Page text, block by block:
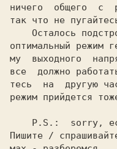
ничего  общего  с
так что не
оптимальный режим
му  выходного
все  должно
тесь  на  другую
режим прийдется
Пишите /